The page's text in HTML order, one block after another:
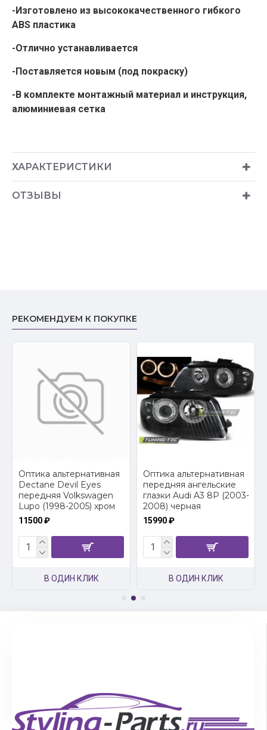
-Изготовлено из высококачественного гибкого
ABS пластика
-Отлично устанавливается
-Поставляется новым (под покраску)
-В комплекте монтажный материал и инструкция,
алюминиевая сетка
ХАРАКТЕРИСТИКИ
ОТЗЫВЫ
РЕКОМЕНДУЕМ К ПОКУПКЕ
Оптика альтернативная
Dectane Devil Eyes
передняя Volkswagen
Lupo (1998-2005) хром
11500 ₽
В ОДИН КЛИК
Оптика альтернативная
передняя ангельские
глазки Audi A3 8P (2003-
2008) черная
15990 ₽
В ОДИН КЛИК